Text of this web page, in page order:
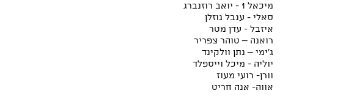
מיכאל 1 - יואב רוזנברג
סאלי - ענבל גוזלן
איזבל - עדן מטר
רואנה – טוהר צפריר
ג'ימי – נתן וולקינד
יוליה - מיכל וייספלד
וורן- רועי מעוז
אווה- אנה חריט